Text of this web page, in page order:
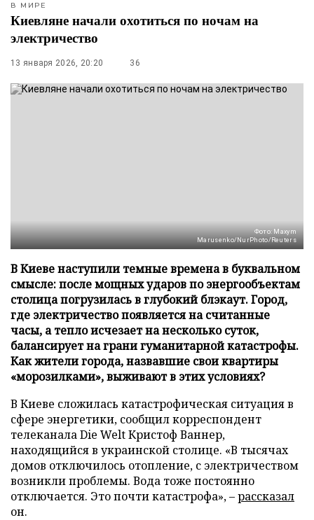
В МИРЕ
Киевляне начали охотиться по ночам на
электричество
13 января 2026, 20:20 36
Фото: Maxym
Marusenko/NurPhoto/Reuters
В Киеве наступили темные времена в буквальном
смысле: после мощных ударов по энергообъектам
столица погрузилась в глубокий блэкаут. Город,
где электричество появляется на считанные
часы, а тепло исчезает на несколько суток,
балансирует на грани гуманитарной катастрофы.
Как жители города, назвавшие свои квартиры
«морозилками», выживают в этих условиях?
В Киеве сложилась катастрофическая ситуация в
сфере энергетики, сообщил корреспондент
телеканала Die Welt Кристоф Ваннер,
находящийся в украинской столице. «В тысячах
домов отключилось отопление, с электричеством
возникли проблемы. Вода тоже постоянно
отключается. Это почти катастрофа», –рассказал
он.